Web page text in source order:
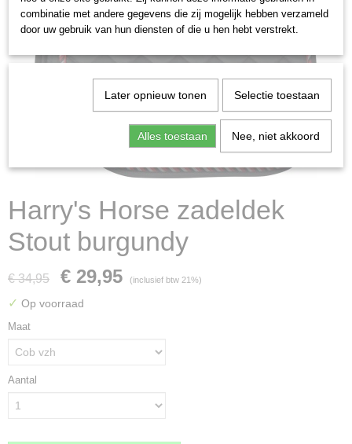
Harry's Horse zadeldek
Stout burgundy
€ 34,95 € 29,95 (inclusief btw 21%)
✓ Op voorraad
Maat
Aantal
combinatie met andere gegevens die zij mogelijk hebben verzameld
door uw gebruik van hun diensten of die u hen hebt verstrekt.
Later opnieuw tonen Selectie toestaan
Alles toestaan Nee, niet akkoord